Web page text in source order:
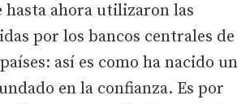
hasta ahora utilizaron las
por los bancos centrales de
así es como ha nacido un
en la confianza. Es por